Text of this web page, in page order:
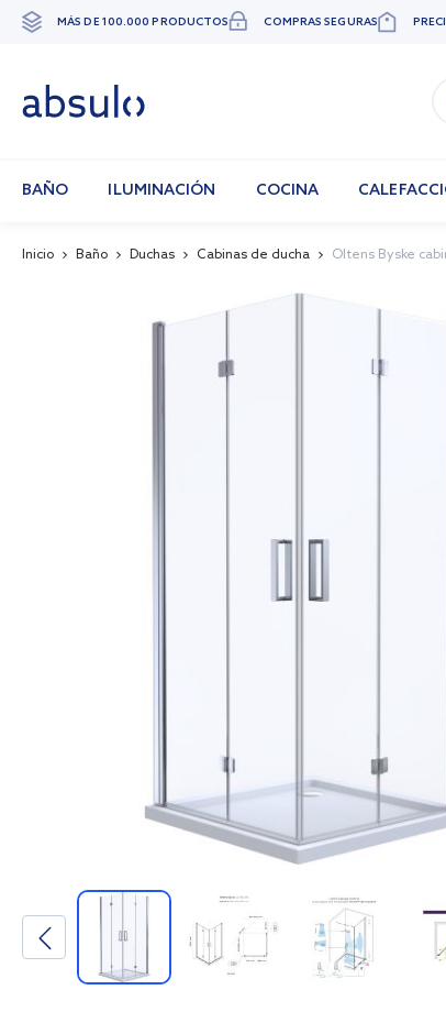
Ir
MÁS DE 100.000 PRODUCTOS COMPRAS SEGURAS
BAÑO ILUMINACIÓN COCINA
Inicio Baño Duchas Cabinas de ducha Oltens Byske